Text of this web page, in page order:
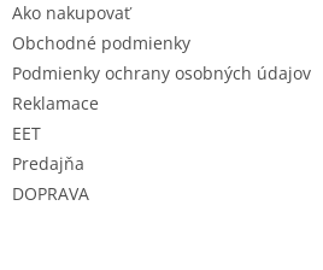
Ako nakupovať
Obchodné podmienky
Podmienky ochrany osobných údajov
Reklamace
EET
Predajňa
DOPRAVA